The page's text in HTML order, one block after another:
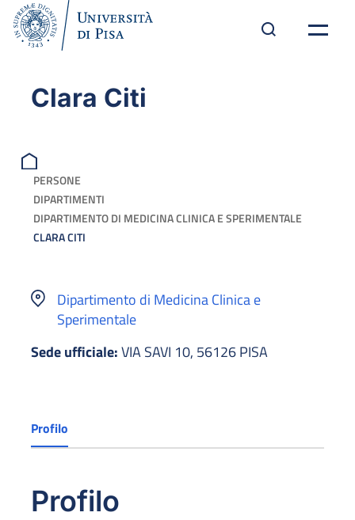
Clara Citi
PERSONE
DIPARTIMENTI
DIPARTIMENTO DI MEDICINA CLINICA E SPERIMENTALE
CLARA CITI
Dipartimento di Medicina Clinica e
Sperimentale
Sede ufficiale:VIA SAVI 10, 56126 PISA
Profilo
Profilo